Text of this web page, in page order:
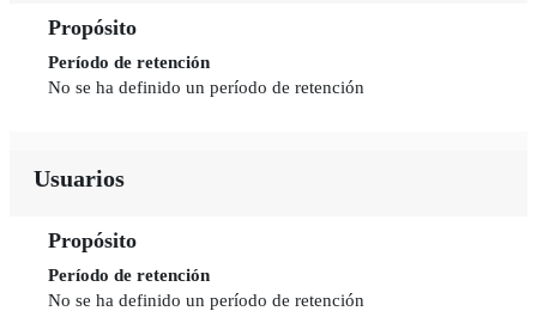
Propósito
Período de retención
No se ha definido un período de retención
Usuarios
Propósito
Período de retención
No se ha definido un período de retención